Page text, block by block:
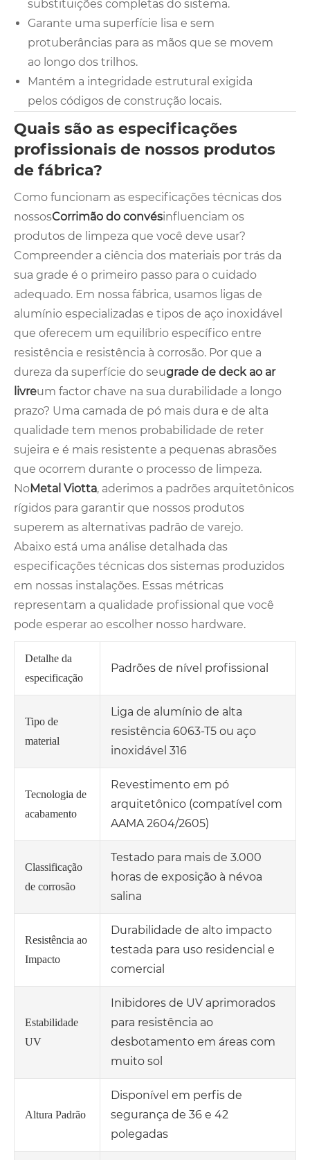
substituições completas do sistema.
Garante uma superfície lisa e sem
protuberâncias para as mãos que se movem
ao longo dos trilhos.
Mantém a integridade estrutural exigida
pelos códigos de construção locais.
Quais são as especificações
profissionais de nossos produtos
de fábrica?
Como funcionam as especificações técnicas dos
nossosCorrimão do convésinfluenciam os
produtos de limpeza que você deve usar?
Compreender a ciência dos materiais por trás da
sua grade é o primeiro passo para o cuidado
adequado. Em nossa fábrica, usamos ligas de
alumínio especializadas e tipos de aço inoxidável
que oferecem um equilíbrio específico entre
resistência e resistência à corrosão. Por que a
dureza da superfície do seugrade de deck ao ar
livreum factor chave na sua durabilidade a longo
prazo? Uma camada de pó mais dura e de alta
qualidade tem menos probabilidade de reter
sujeira e é mais resistente a pequenas abrasões
que ocorrem durante o processo de limpeza.
NoMetal Viotta, aderimos a padrões arquitetônicos
rígidos para garantir que nossos produtos
superem as alternativas padrão de varejo.
Abaixo está uma análise detalhada das
especificações técnicas dos sistemas produzidos
em nossas instalações. Essas métricas
representam a qualidade profissional que você
pode esperar ao escolher nosso hardware.
Detalhe da
especificação
Padrões de nível profissional
Tipo de
material
Liga de alumínio de alta
resistência 6063-T5 ou aço
inoxidável 316
Tecnologia de
acabamento
Revestimento em pó
arquitetônico (compatível com
AAMA 2604/2605)
Classificação
de corrosão
Testado para mais de 3.000
horas de exposição à névoa
salina
Resistência ao
Impacto
Durabilidade de alto impacto
testada para uso residencial e
comercial
Estabilidade
UV
Inibidores de UV aprimorados
para resistência ao
desbotamento em áreas com
muito sol
Altura Padrão
Disponível em perfis de
segurança de 36 e 42
polegadas